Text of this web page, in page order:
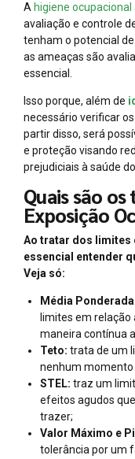
A higiene ocupacional
avaliação e controle
tenham o potencial
as ameaças são
essencial.
Isso porque, além de
necessário verificar
partir disso, será
e proteção visando
prejudiciais à saúde
Quais são
Exposição
Ao tratar dos limites
essencial entender
Veja só:
Média
limites em
maneira contínua
Teto: trata de um
nenhum momento
STEL: traz um
efeitos agudos
trazer;
Valor Máximo e
tolerância por um